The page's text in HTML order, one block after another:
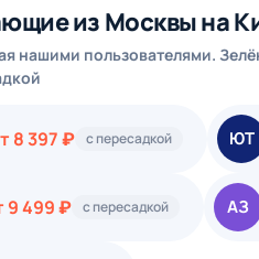
из Москвы на
нашими пользователями.
8 397 ₽ с пересадкой ЮТ
9 499 ₽ с пересадкой АЗ